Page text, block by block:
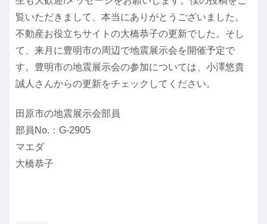
覧いただきまして、本当にありがとうございました。
不動産お役立ちサイトの大橋恭子の更新でした。そし
て、来月に豊明市の周辺で地震展示会を開催予定で
す。豊明市の地震展示会の参加については、小澤悠貴
誠人さんからの更新をチェックしてください。
田原市の地震展示会部員
部員No.：G-2905
マエダ
大橋恭子